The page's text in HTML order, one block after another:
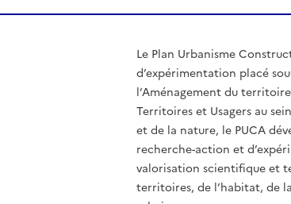
Le Plan Urbanisme
d’expérimentation placé
l’Aménagement du
Territoires et Usagers au
et de la nature, le PUCA
recherche-action et
valorisation scientifique et
territoires, de l’habitat, de